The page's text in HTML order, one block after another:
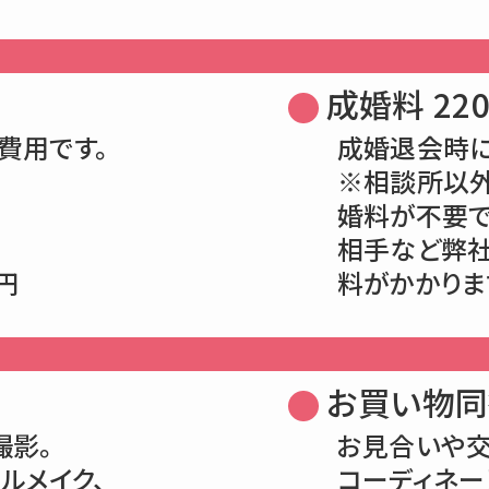
です。
成婚料
成婚退会時
※相談所以
婚料が不要
相手など弊
料がかかりま
。
メイク、
お買い物
お見合いや
コーディネ